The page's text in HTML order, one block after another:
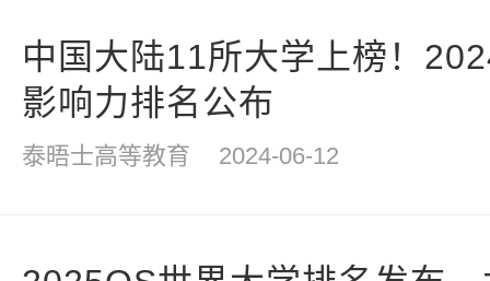
中国大陆11所大学上榜！
影响力排名公布
泰晤士高等教育 2024-06-12